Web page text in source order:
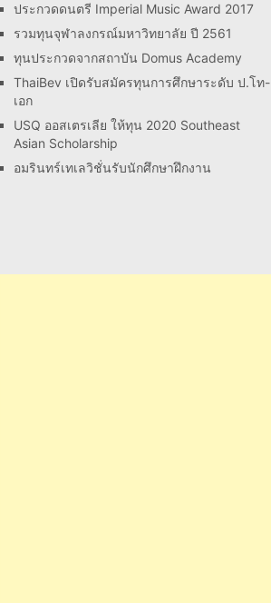
ประกวดดนตรี Imperial Music Award 2017
รวมทุนจุฬาลงกรณ์มหาวิทยาลัย ปี 2561
ทุนประกวดจากสถาบัน Domus Academy
ThaiBev เปิดรับสมัครทุนการศึกษาระดับ ป.โท-
เอก
USQ ออสเตรเลีย ให้ทุน 2020 Southeast
Asian Scholarship
อมรินทร์เทเลวิชั่นรับนักศึกษาฝึกงาน